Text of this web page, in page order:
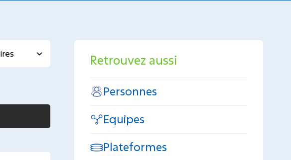
Retrouvez aussi
Personnes
Equipes
Plateformes